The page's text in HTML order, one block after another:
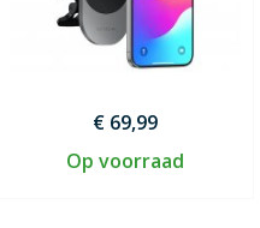
€ 69,99
Op voorraad